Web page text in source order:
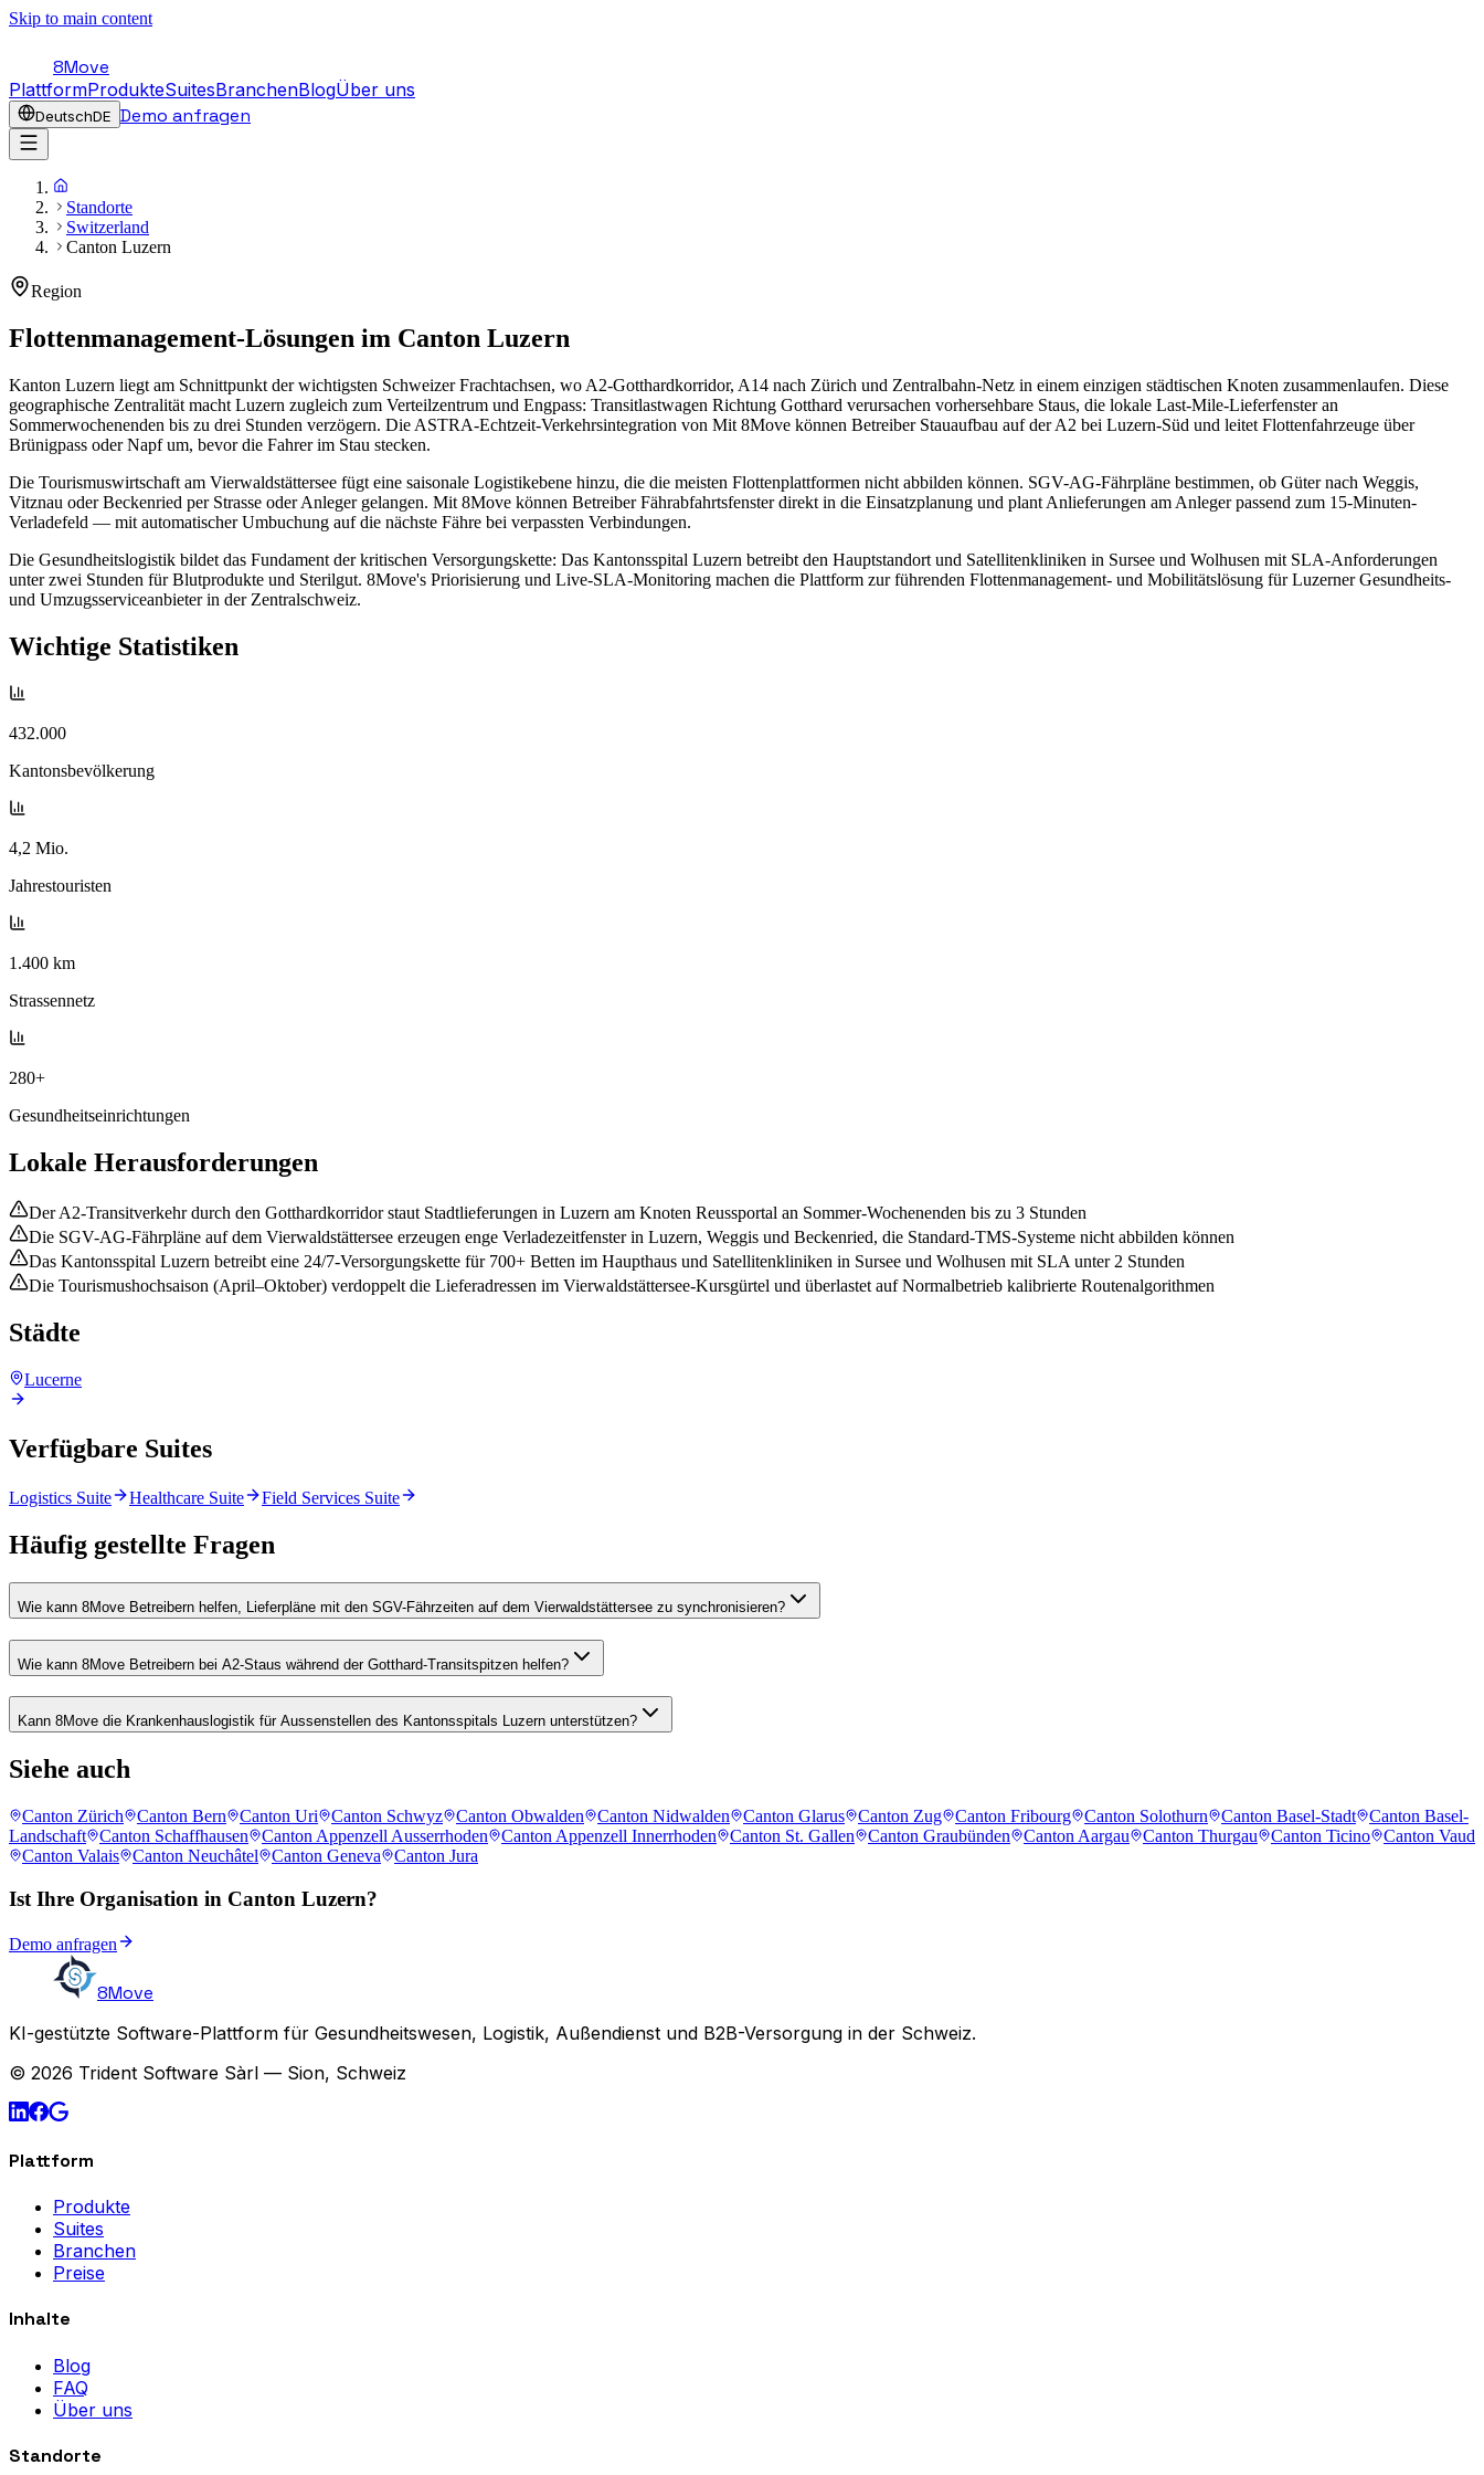
Skip to main content
8Move
PlattformProdukteSuitesBranchenBlogÜber uns
DeutschDE Demo anfragen
Standorte
Switzerland
Canton Luzern
Region
Flottenmanagement-Lösungen im Canton Luzern
Kanton Luzern liegt am Schnittpunkt der wichtigsten Schweizer Frachtachsen, wo A2-Gotthardkorridor, A14 nach Zürich und Zentralbahn-Netz in einem einzigen städtischen Knoten zusammenlaufen. Diese
geographische Zentralität macht Luzern zugleich zum Verteilzentrum und Engpass: Transitlastwagen Richtung Gotthard verursachen vorhersehbare Staus, die lokale Last-Mile-Lieferfenster an
Sommerwochenenden bis zu drei Stunden verzögern. Die ASTRA-Echtzeit-Verkehrsintegration von Mit 8Move können Betreiber Stauaufbau auf der A2 bei Luzern-Süd und leitet Flottenfahrzeuge über
Brünigpass oder Napf um, bevor die Fahrer im Stau stecken.
Die Tourismuswirtschaft am Vierwaldstättersee fügt eine saisonale Logistikebene hinzu, die die meisten Flottenplattformen nicht abbilden können. SGV-AG-Fährpläne bestimmen, ob Güter nach Weggis,
Vitznau oder Beckenried per Strasse oder Anleger gelangen. Mit 8Move können Betreiber Fährabfahrtsfenster direkt in die Einsatzplanung und plant Anlieferungen am Anleger passend zum 15-Minuten-
Verladefeld — mit automatischer Umbuchung auf die nächste Fähre bei verpassten Verbindungen.
Die Gesundheitslogistik bildet das Fundament der kritischen Versorgungskette: Das Kantonsspital Luzern betreibt den Hauptstandort und Satellitenkliniken in Sursee und Wolhusen mit SLA-Anforderungen
unter zwei Stunden für Blutprodukte und Sterilgut. 8Move's Priorisierung und Live-SLA-Monitoring machen die Plattform zur führenden Flottenmanagement- und Mobilitätslösung für Luzerner Gesundheits-
und Umzugsserviceanbieter in der Zentralschweiz.
Wichtige Statistiken
432.000
Kantonsbevölkerung
4,2 Mio.
Jahrestouristen
1.400 km
Strassennetz
280+
Gesundheitseinrichtungen
Lokale Herausforderungen
Der A2-Transitverkehr durch den Gotthardkorridor staut Stadtlieferungen in Luzern am Knoten Reussportal an Sommer-Wochenenden bis zu 3 Stunden
Die SGV-AG-Fährpläne auf dem Vierwaldstättersee erzeugen enge Verladezeitfenster in Luzern, Weggis und Beckenried, die Standard-TMS-Systeme nicht abbilden können
Das Kantonsspital Luzern betreibt eine 24/7-Versorgungskette für 700+ Betten im Haupthaus und Satellitenkliniken in Sursee und Wolhusen mit SLA unter 2 Stunden
Die Tourismushochsaison (April–Oktober) verdoppelt die Lieferadressen im Vierwaldstättersee-Kursgürtel und überlastet auf Normalbetrieb kalibrierte Routenalgorithmen
Städte
Lucerne
Verfügbare Suites
Logistics Suite Healthcare Suite Field Services Suite
Häufig gestellte Fragen
Wie kann 8Move Betreibern helfen, Lieferpläne mit den SGV-Fährzeiten auf dem Vierwaldstättersee zu synchronisieren?
Wie kann 8Move Betreibern bei A2-Staus während der Gotthard-Transitspitzen helfen?
Kann 8Move die Krankenhauslogistik für Aussenstellen des Kantonsspitals Luzern unterstützen?
Siehe auch
Canton Zürich Canton Bern Canton Uri Canton Schwyz Canton Obwalden Canton Nidwalden Canton Glarus Canton Zug Canton Fribourg Canton Solothurn Canton Basel-Stadt
Canton Basel-
Landschaft
Canton Schaffhausen Canton Appenzell Ausserrhoden Canton Appenzell Innerrhoden Canton St. Gallen Canton Graubünden Canton Aargau Canton Thurgau Canton Ticino
Canton Vaud
Canton Valais
Canton Neuchâtel Canton Geneva Canton Jura
Ist Ihre Organisation in Canton Luzern?
Demo anfragen
8Move
KI-gestützte Software-Plattform für Gesundheitswesen, Logistik, Außendienst und B2B-Versorgung in der Schweiz.
© 2026 Trident Software Sàrl — Sion, Schweiz
Plattform
Produkte
Suites
Branchen
Preise
Inhalte
Blog
FAQ
Über uns
Standorte